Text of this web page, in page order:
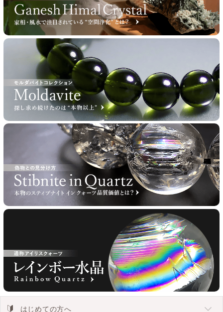
はじめての方へ